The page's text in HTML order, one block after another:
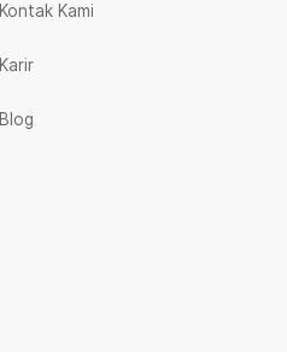
Kontak Kami
Karir
Blog